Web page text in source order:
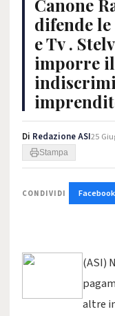
Canone
difende le
e Tv .
imporre
Di Redazione ASI25
Stampa
CONDIVIDI Facebook
(ASI)
altre